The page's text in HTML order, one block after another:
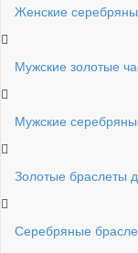
Женские
Мужские золотые
Мужские
Золотые браслеты
Серебряные